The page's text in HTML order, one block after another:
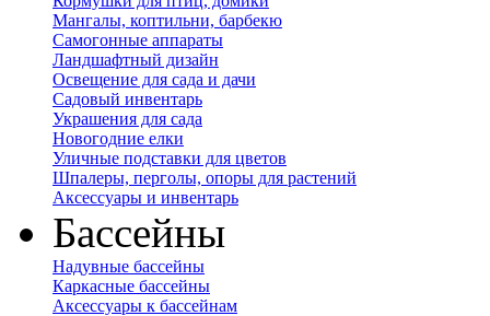
Мангалы, коптильни, барбекю
Самогонные аппараты
Ландшафтный дизайн
Освещение для сада и дачи
Садовый инвентарь
Украшения для сада
Новогодние елки
Уличные подставки для цветов
Шпалеры, перголы, опоры для растений
Аксессуары и инвентарь
Бассейны
Надувные бассейны
Каркасные бассейны
Аксессуары к бассейнам